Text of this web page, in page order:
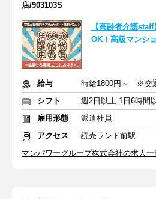
店/903103S
【高齢者介護
OK！高級マンシ
給与
時給1800円～ ※交
シフト
雇用形態
派遣社員
アクセス
読売ランド前駅
マンパワーグループ株式会社の求人一